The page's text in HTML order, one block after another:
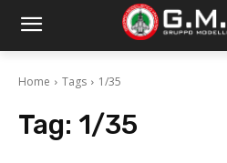
Home Tags 1/35
Tag: 1/35